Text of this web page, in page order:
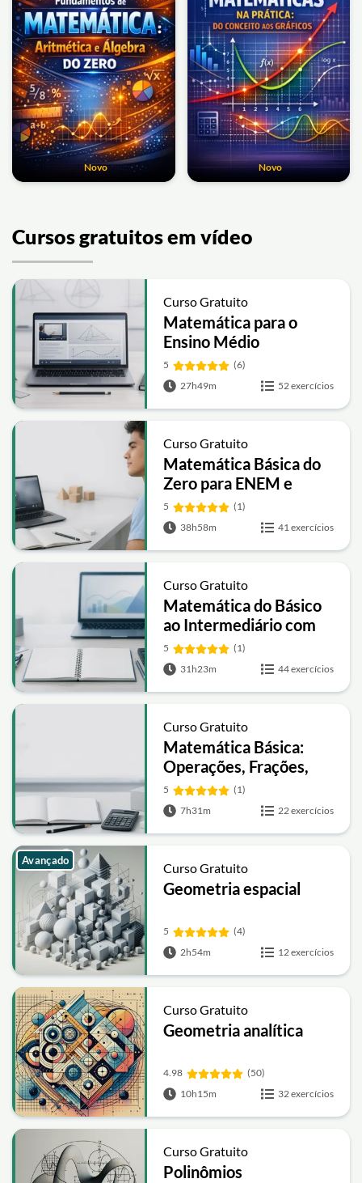
Novo Novo
Cursos gratuitos em vídeo
Curso Gratuito
Matemática para o
Ensino Médio
5
(6)
27h49m
52 exercícios
Curso Gratuito
Matemática Básica do
Zero para ENEM e
Vestibulares
5
(1)
38h58m
41 exercícios
Curso Gratuito
Matemática do Básico
ao Intermediário com
Aulas e Exercícios
5
(1)
31h23m
44 exercícios
Curso Gratuito
Matemática Básica:
Operações, Frações,
Equações e
Porcentagem
5
(1)
7h31m
22 exercícios
Curso Gratuito
Geometria espacial
5
(4)
2h54m
12 exercícios
Avançado
Curso Gratuito
Geometria analítica
4.98
(50)
10h15m
32 exercícios
Curso Gratuito
Polinômios